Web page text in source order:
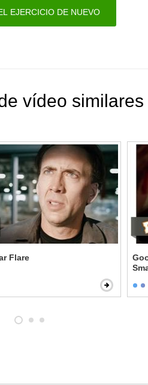
EJERCICIO DE NUEVO
vídeo similares
Flare